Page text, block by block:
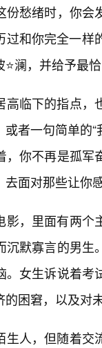
份愁绪时，你
过和你完全一
澜，并给予最
高临下的指点，
者一句简单的
，你不再是孤
去面对那些让你
影，里面有两
沉默寡言的男
。女生诉说着
困窘，以及对
生人，但随着交